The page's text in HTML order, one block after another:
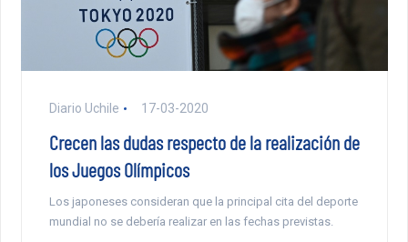
Diario Uchile 17-03-2020
Crecen las dudas respecto de la realización de
los Juegos Olímpicos
Los japoneses consideran que la principal cita del deporte
mundial no se debería realizar en las fechas previstas.